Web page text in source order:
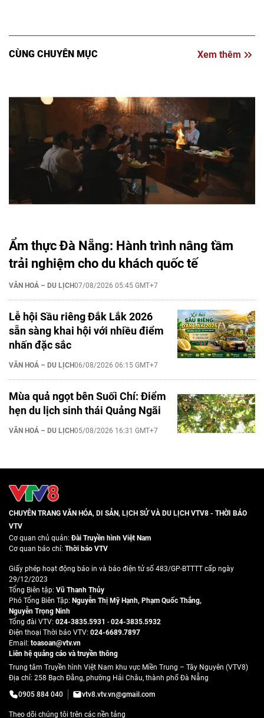
CÙNG CHUYÊN MỤC Xem thêm
Ẩm thực Đà Nẵng: Hành trình nâng tầm
trải nghiệm cho du khách quốc tế
VĂN HOÁ – DU LỊCH07/08/2026 05:45 GMT+7
Lễ hội Sầu riêng Đắk Lắk 2026
sẵn sàng khai hội với nhiều điểm
nhấn đặc sắc
VĂN HOÁ – DU LỊCH06/08/2026 06:15 GMT+7
Mùa quả ngọt bên Suối Chí: Điểm
hẹn du lịch sinh thái Quảng Ngãi
VĂN HOÁ – DU LỊCH05/08/2026 16:31 GMT+7
CHUYÊN TRANG VĂN HÓA, DI SẢN, LỊCH SỬ VÀ DU LỊCH VTV8 - THỜI BÁO
VTV
Cơ quan chủ quản:Đài Truyền hình Việt Nam
Cơ quan báo chí: Thời báo VTV
Giấy phép hoạt động báo in và báo điện tử số 483/GP-BTTTT cấp ngày
29/12/2023
Tổng Biên tập: Vũ Thanh Thủy
Phó Tổng Biên Tập: Nguyễn Thị Mỹ Hạnh, Phạm Quốc Thắng,
Nguyễn Trọng Ninh
Tổng đài VTV: 024-3835.5931 - 024-3835.5932
Ðiện thoại Thời báo VTV: 024-6689.7897
Email: toasoan@vtv.vn
Liên hệ quảng cáo và truyền thông
Trung tâm Truyền hình Việt Nam khu vực Miền Trung – Tây Nguyên (VTV8)
Địa chỉ: 258 Bạch Đằng, phường Hải Châu, thành phố Đà Nẵng
0905 884 040
vtv8.vtv.vn@gmail.com
Theo dõi chúng tôi trên các nền tảng